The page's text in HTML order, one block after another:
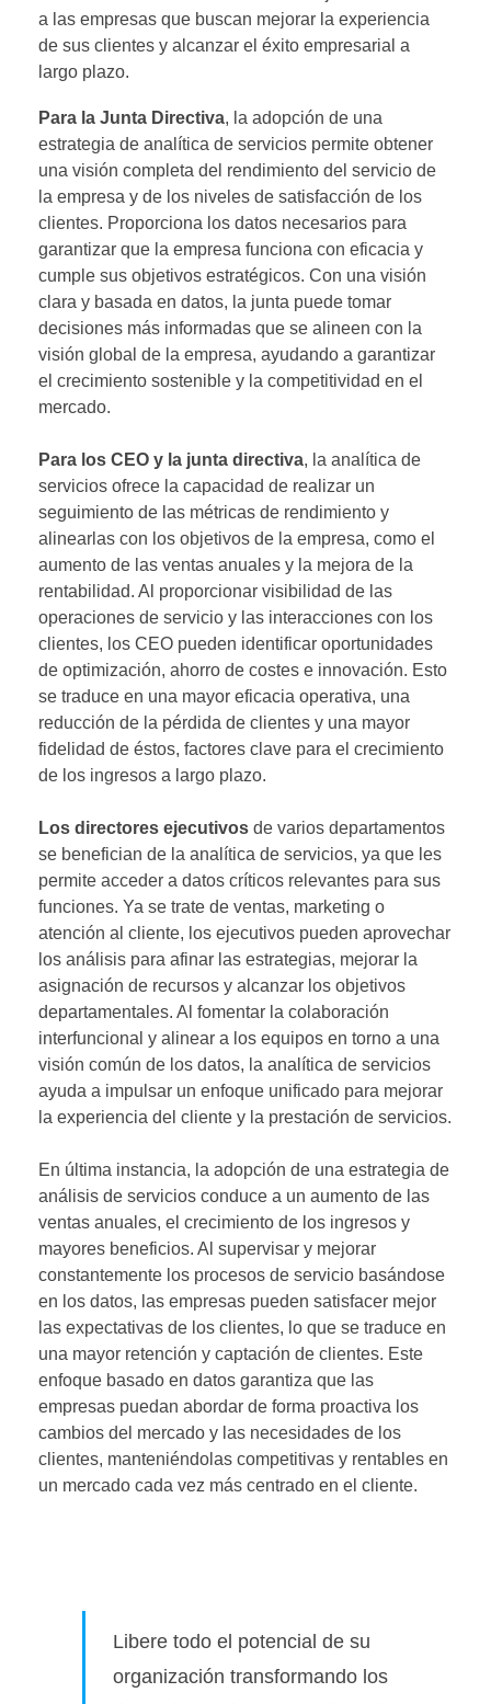
a las empresas que buscan mejorar la experiencia
de sus clientes y alcanzar el éxito empresarial a
largo plazo.
Para la Junta Directiva, la adopción de una
estrategia de analítica de servicios permite obtener
una visión completa del rendimiento del servicio de
la empresa y de los niveles de satisfacción de los
clientes. Proporciona los datos necesarios para
garantizar que la empresa funciona con eficacia y
cumple sus objetivos estratégicos. Con una visión
clara y basada en datos, la junta puede tomar
decisiones más informadas que se alineen con la
visión global de la empresa, ayudando a garantizar
el crecimiento sostenible y la competitividad en el
mercado.
Para los CEO y la junta directiva, la analítica de
servicios ofrece la capacidad de realizar un
seguimiento de las métricas de rendimiento y
alinearlas con los objetivos de la empresa, como el
aumento de las ventas anuales y la mejora de la
rentabilidad. Al proporcionar visibilidad de las
operaciones de servicio y las interacciones con los
clientes, los CEO pueden identificar oportunidades
de optimización, ahorro de costes e innovación. Esto
se traduce en una mayor eficacia operativa, una
reducción de la pérdida de clientes y una mayor
fidelidad de éstos, factores clave para el crecimiento
de los ingresos a largo plazo.
Los directores ejecutivos de varios departamentos
se benefician de la analítica de servicios, ya que les
permite acceder a datos críticos relevantes para sus
funciones. Ya se trate de ventas, marketing o
atención al cliente, los ejecutivos pueden aprovechar
los análisis para afinar las estrategias, mejorar la
asignación de recursos y alcanzar los objetivos
departamentales. Al fomentar la colaboración
interfuncional y alinear a los equipos en torno a una
visión común de los datos, la analítica de servicios
ayuda a impulsar un enfoque unificado para mejorar
la experiencia del cliente y la prestación de servicios.
En última instancia, la adopción de una estrategia de
análisis de servicios conduce a un aumento de las
ventas anuales, el crecimiento de los ingresos y
mayores beneficios. Al supervisar y mejorar
constantemente los procesos de servicio basándose
en los datos, las empresas pueden satisfacer mejor
las expectativas de los clientes, lo que se traduce en
una mayor retención y captación de clientes. Este
enfoque basado en datos garantiza que las
empresas puedan abordar de forma proactiva los
cambios del mercado y las necesidades de los
clientes, manteniéndolas competitivas y rentables en
un mercado cada vez más centrado en el cliente.
Libere todo el potencial de su
organización transformando los